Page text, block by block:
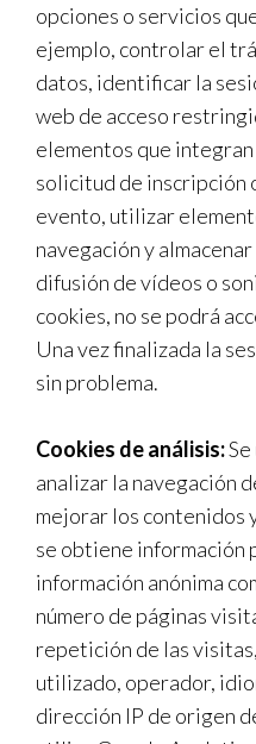
opciones o servicios
ejemplo, controlar el
datos, identificar la
web de acceso
elementos que
solicitud de inscripción
evento, utilizar
navegación y
difusión de vídeos o
cookies, no se podrá
Una vez finalizada la
sin problema.
Cookies de análisis:
analizar la navegación
mejorar los contenidos
se obtiene información
información anónima
número de páginas
repetición de las
utilizado, operador,
dirección IP de origen